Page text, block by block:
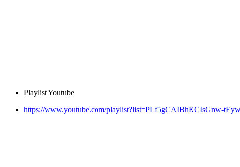
Playlist Youtube
https://www.youtube.com/playlist?list=PLf5gCAIBhKCIsGnw-